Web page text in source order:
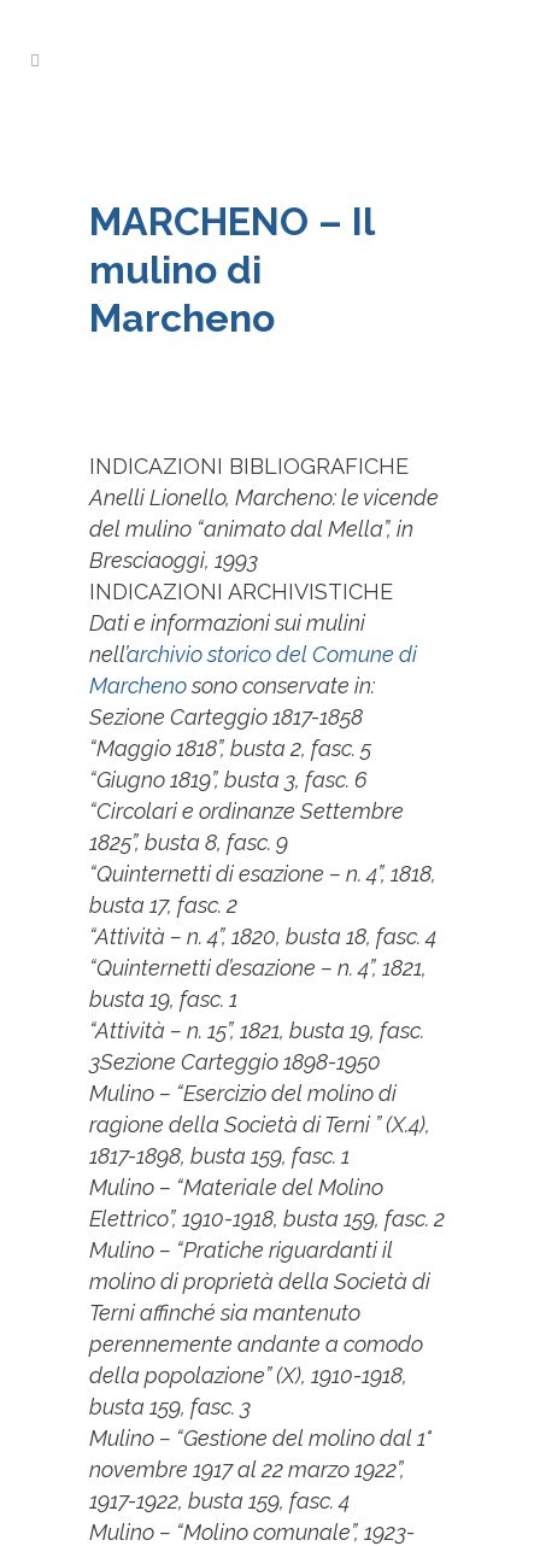
MARCHENO – Il
mulino di
Marcheno
INDICAZIONI BIBLIOGRAFICHE
Anelli Lionello, Marcheno: le vicende
del mulino “animato dal Mella”, in
Bresciaoggi, 1993
INDICAZIONI ARCHIVISTICHE
Dati e informazioni sui mulini
nell’archivio storico del Comune di
Marchenosono conservate in:
Sezione Carteggio 1817-1858
“Maggio 1818”, busta 2, fasc. 5
“Giugno 1819”, busta 3, fasc. 6
“Circolari e ordinanze Settembre
1825”, busta 8, fasc. 9
“Quinternetti di esazione – n. 4”, 1818,
busta 17, fasc. 2
“Attività – n. 4”, 1820, busta 18, fasc. 4
“Quinternetti d’esazione – n. 4”, 1821,
busta 19, fasc. 1
“Attività – n. 15”, 1821, busta 19, fasc.
3Sezione Carteggio 1898-1950
Mulino – “Esercizio del molino di
ragione della Società di Terni ” (X.4),
1817-1898, busta 159, fasc. 1
Mulino – “Materiale del Molino
Elettrico”, 1910-1918, busta 159, fasc. 2
Mulino – “Pratiche riguardanti il
molino di proprietà della Società di
Terni affinché sia mantenuto
perennemente andante a comodo
della popolazione” (X), 1910-1918,
busta 159, fasc. 3
Mulino – “Gestione del molino dal 1°
novembre 1917 al 22 marzo 1922”,
1917-1922, busta 159, fasc. 4
Mulino – “Molino comunale”, 1923-